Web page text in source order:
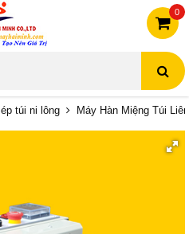
0
túi ni lông Máy Hàn Miệng Túi